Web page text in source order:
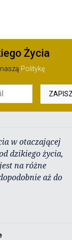
Życia
Politykę
w otaczającej
dzikiego życia,
na różne
aż do